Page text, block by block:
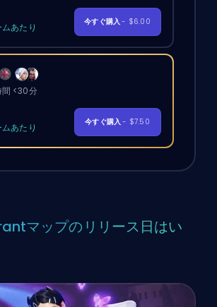
あたり
今すぐ購入- $6.00
間 <30分
あたり
今すぐ購入- $7.50
マップのリリース日はい